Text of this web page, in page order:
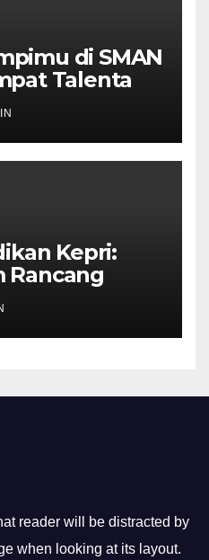
di SMAN
Talenta
Kepri:
Rancang
reader will be distracted by
when looking at its layout.